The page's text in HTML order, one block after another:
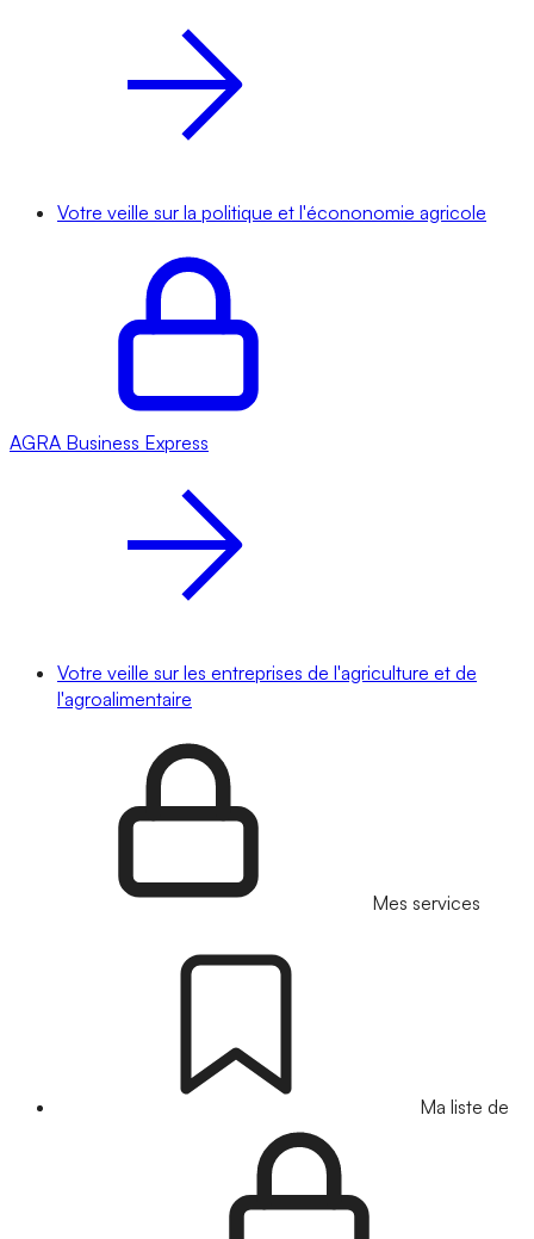
Votre veille sur la politique et l'écononomie agricole
AGRA Business Express
Votre veille sur les entreprises de l'agriculture et de
l'agroalimentaire
Mes services
Ma liste de